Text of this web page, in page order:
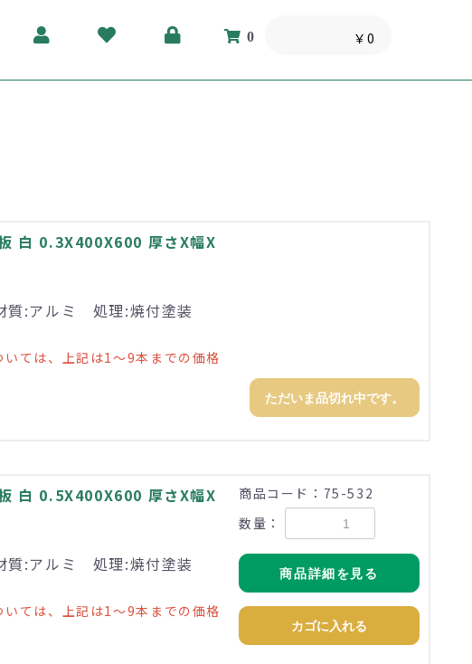
0 ￥0
白 0.3X400X600 厚さX幅X
:アルミ 処理:焼付塗装
ては、上記は1～9本までの価格
ただいま品切れ中です。
白 0.5X400X600 厚さX幅X
:アルミ 処理:焼付塗装
ては、上記は1～9本までの価格
商品コード：75-532
数量：
商品詳細を見る
カゴに入れる